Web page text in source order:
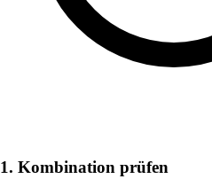
1. Kombination prüfen